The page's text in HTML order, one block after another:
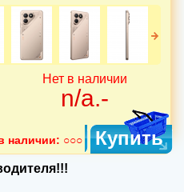
а также предлагает
функций для
рутинных задач.
проверенным и
MediaTek Helio G100
за оперативную работу и
7 000 мАч обеспечивает
день работы и более.
быструю зарядку 45 Вт и
превращая смартфон в
идеальной цветопередачей.
IPS-экран диагональю
120 Гц.
Нет в наличии
n/a.-
наличии: ○○○ Купить